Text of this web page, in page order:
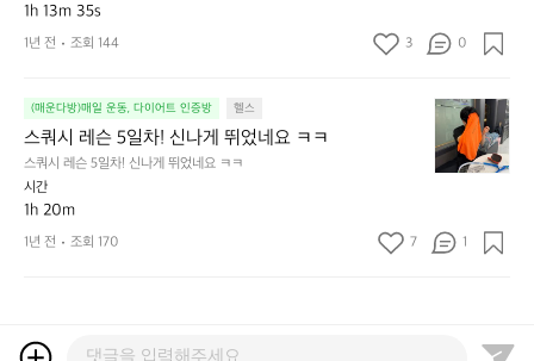
체
력
우
기
~
💪
운
동
고
밖
에
걷
네
요
동!
늘
수
님
들
이
임
1h 13m 35s
1년 전 조회 144 3 0
(매운다방)매일 운동, 다이어트 인증방 헬스
스쿼시 레슨 5일차! 신나게 뛰었네요 ㅋㅋ
스쿼시 레슨 5일차! 신나게 뛰었네요 ㅋㅋ
스
쿼
시
레
일
시간
1h 20m
1년 전 조회 170 7 1